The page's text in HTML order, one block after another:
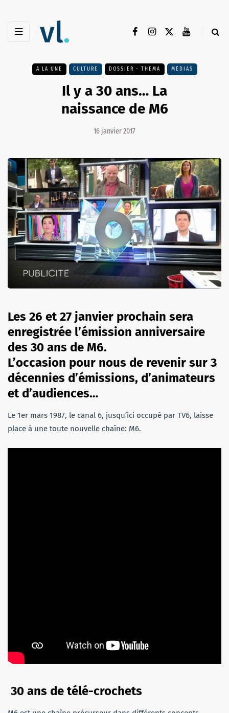
A LA UNE CULTURE DOSSIER - THEMA MÉDIAS
Il y a 30 ans… La
naissance de M6
16 janvier 2017
Les 26 et 27 janvier prochain sera
enregistrée l’émission anniversaire
des 30 ans de M6.
L’occasion pour nous de revenir sur 3
décennies d’émissions, d’animateurs
et d’audiences…
Le 1er mars 1987, le canal 6, jusqu’ici occupé par TV6, laisse
place à une toute nouvelle chaîne: M6.
30 ans de télé-crochets